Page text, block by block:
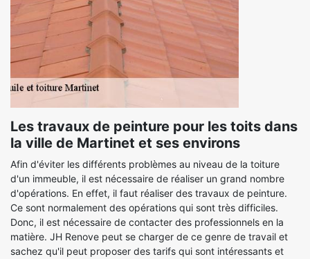
Les travaux de peinture pour les toits dans
la ville de Martinet et ses environs
Afin d'éviter les différents problèmes au niveau de la toiture
d'un immeuble, il est nécessaire de réaliser un grand nombre
d'opérations. En effet, il faut réaliser des travaux de peinture.
Ce sont normalement des opérations qui sont très difficiles.
Donc, il est nécessaire de contacter des professionnels en la
matière. JH Renove peut se charger de ce genre de travail et
sachez qu'il peut proposer des tarifs qui sont intéressants et